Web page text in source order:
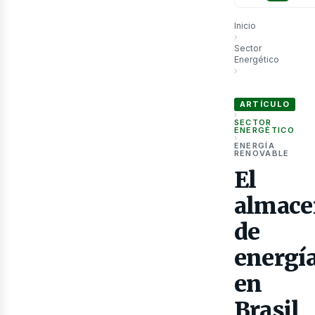
Inicio
›
Sector
Energético
›
ARTÍCULO
›
SECTOR
ENERGÉTICO
›
ENERGÍA
RENOVABLE
El
de
en